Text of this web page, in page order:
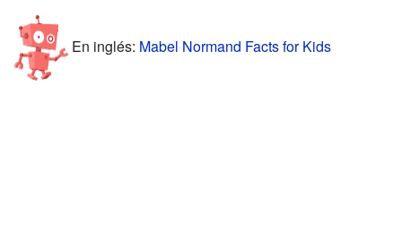
En inglés: Mabel Normand Facts for Kids